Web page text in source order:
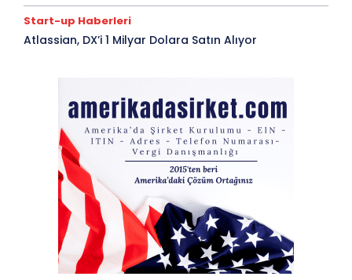
Start-up Haberleri
Atlassian, DX’i 1 Milyar Dolara Satın Alıyor